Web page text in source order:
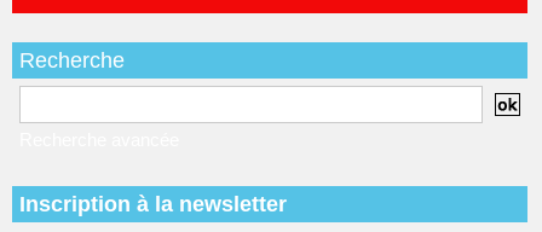
Recherche
Inscription à la newsletter